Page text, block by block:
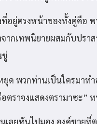
ที่อยู่ตรงหน้าของทั้งคู่คือ
ากเทพนิยายผสมกับปรา
ยุด พวกท่านเป็นใครมาท
ตราจงแสดงตรามาซะ”
นเลยหันไปมอง องค์ชายที่